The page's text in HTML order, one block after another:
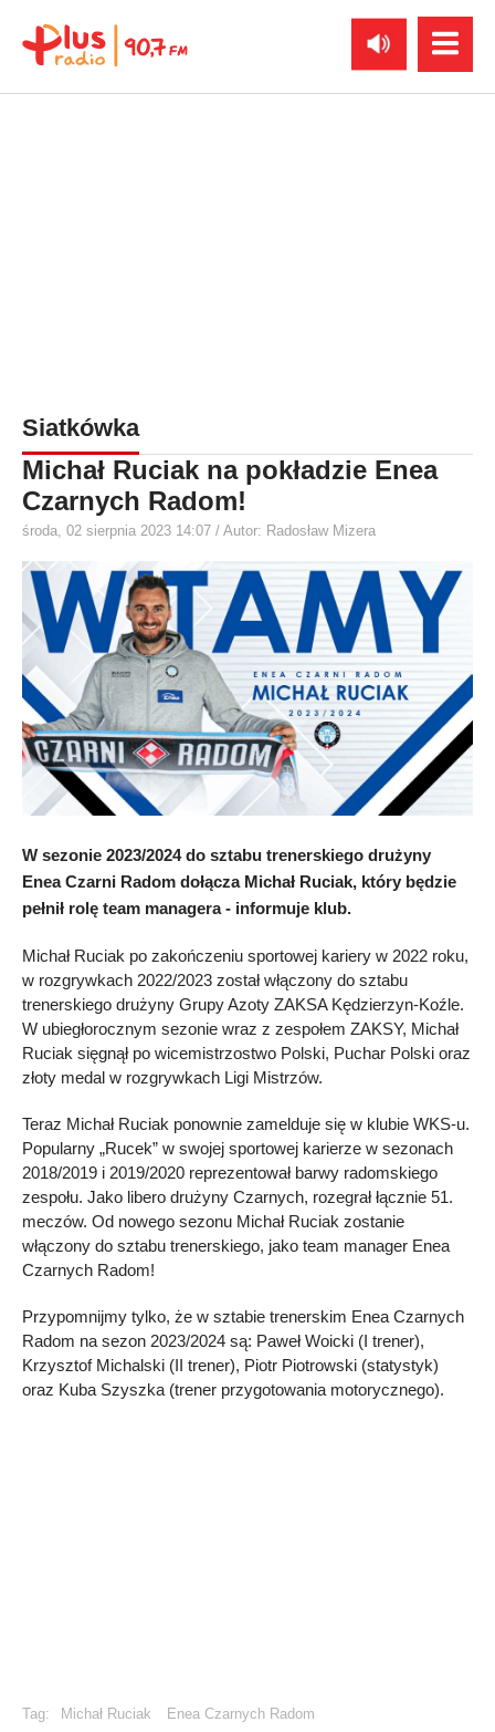
Siatkówka
Michał Ruciak na pokładzie Enea
Czarnych Radom!
środa, 02 sierpnia 2023 14:07 / Autor: Radosław Mizera
W sezonie 2023/2024 do sztabu trenerskiego drużyny
Enea Czarni Radom dołącza Michał Ruciak, który będzie
pełnił rolę team managera - informuje klub.
Michał Ruciak po zakończeniu sportowej kariery w 2022 roku,
w rozgrywkach 2022/2023 został włączony do sztabu
trenerskiego drużyny Grupy Azoty ZAKSA Kędzierzyn-Koźle.
W ubiegłorocznym sezonie wraz z zespołem ZAKSY, Michał
Ruciak sięgnął po wicemistrzostwo Polski, Puchar Polski oraz
złoty medal w rozgrywkach Ligi Mistrzów.
Teraz Michał Ruciak ponownie zamelduje się w klubie WKS-u.
Popularny „Rucek” w swojej sportowej karierze w sezonach
2018/2019 i 2019/2020 reprezentował barwy radomskiego
zespołu. Jako libero drużyny Czarnych, rozegrał łącznie 51.
meczów. Od nowego sezonu Michał Ruciak zostanie
włączony do sztabu trenerskiego, jako team manager Enea
Czarnych Radom!
Przypomnijmy tylko, że w sztabie trenerskim Enea Czarnych
Radom na sezon 2023/2024 są: Paweł Woicki (I trener),
Krzysztof Michalski (II trener), Piotr Piotrowski (statystyk)
oraz Kuba Szyszka (trener przygotowania motorycznego).
Tag: Michał Ruciak Enea Czarnych Radom